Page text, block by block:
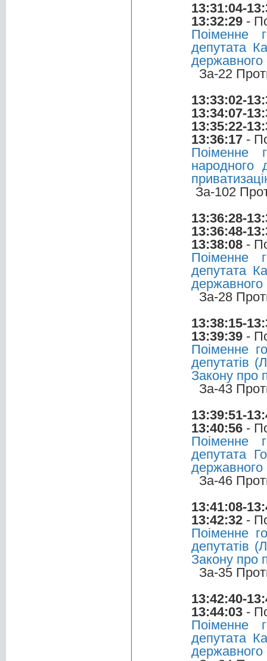
13:31:04-
13:32:29 -
Поіменне
депутата
За-22
13:33:02-
13:34:07-
13:35:22-
13:36:17 -
Поіменне
За-102
13:36:28-
13:36:48-
13:38:08 -
Поіменне
депутата
За-28
13:38:15-
13:39:39 -
Поіменне
депутатів
Закону про
За-43
13:39:51-
13:40:56 -
Поіменне
депутата
За-46
13:41:08-
13:42:32 -
Поіменне
депутатів
Закону про
За-35
13:42:40-
13:44:03 -
Поіменне
депутата